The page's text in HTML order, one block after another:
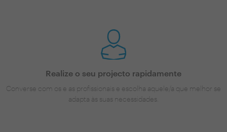
Realize o seu projecto rapidamente
Converse com os e as profissionais e escolha aquele/a que melhor se
adapta às suas necessidades.